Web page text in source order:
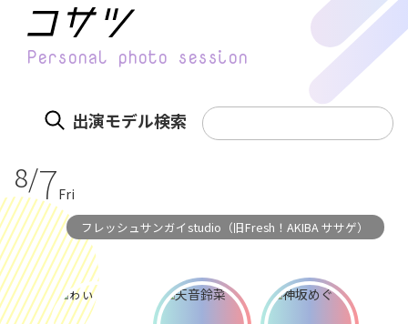
Personal photo session
出演モデル検索
8/7Fri
フレッシュサンガイstudio（旧Fresh！AKIBA ササゲ）